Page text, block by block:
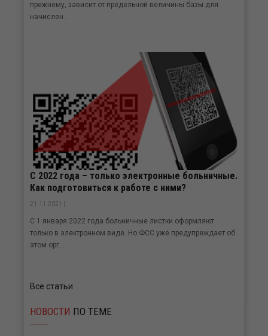
прежнему, зависит от предельной величины базы для
начислен...
С 2022 года – только электронные больничные.
Как подготовиться к работе с ними?
21.11.2021 |
С 1 января 2022 года больничные листки оформляют
только в электронном виде. Но ФСС уже предупреждает об
этом орг...
Все статьи
НОВОСТИ ПО ТЕМЕ